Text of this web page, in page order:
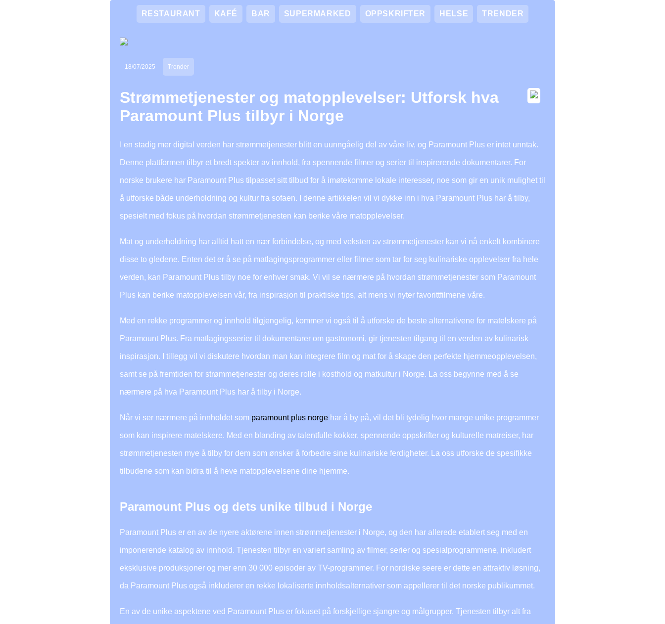
RESTAURANT KAFÉ BAR SUPERMARKED OPPSKRIFTER HELSE TRENDER
18/07/2025 Trender
Strømmetjenester og matopplevelser: Utforsk hva
Paramount Plus tilbyr i Norge
I en stadig mer digital verden har strømmetjenester blitt en uunngåelig del av våre liv, og Paramount Plus er intet unntak.
Denne plattformen tilbyr et bredt spekter av innhold, fra spennende filmer og serier til inspirerende dokumentarer. For
norske brukere har Paramount Plus tilpasset sitt tilbud for å imøtekomme lokale interesser, noe som gir en unik mulighet til
å utforske både underholdning og kultur fra sofaen. I denne artikkelen vil vi dykke inn i hva Paramount Plus har å tilby,
spesielt med fokus på hvordan strømmetjenesten kan berike våre matopplevelser.
Mat og underholdning har alltid hatt en nær forbindelse, og med veksten av strømmetjenester kan vi nå enkelt kombinere
disse to gledene. Enten det er å se på matlagingsprogrammer eller filmer som tar for seg kulinariske opplevelser fra hele
verden, kan Paramount Plus tilby noe for enhver smak. Vi vil se nærmere på hvordan strømmetjenester som Paramount
Plus kan berike matopplevelsen vår, fra inspirasjon til praktiske tips, alt mens vi nyter favorittfilmene våre.
Med en rekke programmer og innhold tilgjengelig, kommer vi også til å utforske de beste alternativene for matelskere på
Paramount Plus. Fra matlagingsserier til dokumentarer om gastronomi, gir tjenesten tilgang til en verden av kulinarisk
inspirasjon. I tillegg vil vi diskutere hvordan man kan integrere film og mat for å skape den perfekte hjemmeopplevelsen,
samt se på fremtiden for strømmetjenester og deres rolle i kosthold og matkultur i Norge. La oss begynne med å se
nærmere på hva Paramount Plus har å tilby i Norge.
Når vi ser nærmere på innholdet som paramount plus norge har å by på, vil det bli tydelig hvor mange unike programmer
som kan inspirere matelskere. Med en blanding av talentfulle kokker, spennende oppskrifter og kulturelle matreiser, har
strømmetjenesten mye å tilby for dem som ønsker å forbedre sine kulinariske ferdigheter. La oss utforske de spesifikke
tilbudene som kan bidra til å heve matopplevelsene dine hjemme.
Paramount Plus og dets unike tilbud i Norge
Paramount Plus er en av de nyere aktørene innen strømmetjenester i Norge, og den har allerede etablert seg med en
imponerende katalog av innhold. Tjenesten tilbyr en variert samling av filmer, serier og spesialprogrammene, inkludert
eksklusive produksjoner og mer enn 30 000 episoder av TV-programmer. For nordiske seere er dette en attraktiv løsning,
da Paramount Plus også inkluderer en rekke lokaliserte innholdsalternativer som appellerer til det norske publikummet.
En av de unike aspektene ved Paramount Plus er fokuset på forskjellige sjangre og målgrupper. Tjenesten tilbyr alt fra